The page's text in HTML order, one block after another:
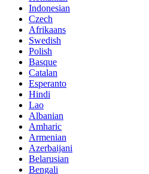
Indonesian
Czech
Afrikaans
Swedish
Polish
Basque
Catalan
Esperanto
Hindi
Lao
Albanian
Amharic
Armenian
Azerbaijani
Belarusian
Bengali